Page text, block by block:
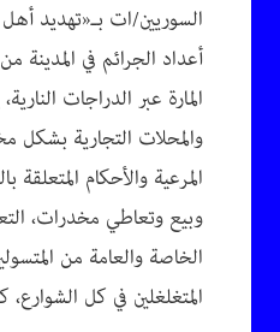
السوريين/ات بـ«تهديد
أعداد الجرائم في
المارة عبر الدراجات
والمحلات التجارية بشكل
المرعية والأحكام المتعلقة
وبيع وتعاطي مخدرات،
الخاصة والعامة من
المتغلغلين في كل